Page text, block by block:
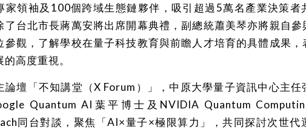
家領袖及100個跨域生態鏈夥伴，吸引超過5萬名產業決策者
了台北市長蔣萬安將出席開幕典禮，副總統蕭美琴亦將親自
參觀，了解學校在量子科技教育與前瞻人才培育的具體成果
高度重視。
論壇「不知講堂（X Forum）」，中原大學量子資訊中心主任
Quantum AI葉平博士及NVIDIA Quantum
同台對談，聚焦「AI×量子×極限算力」，共同探討次世代